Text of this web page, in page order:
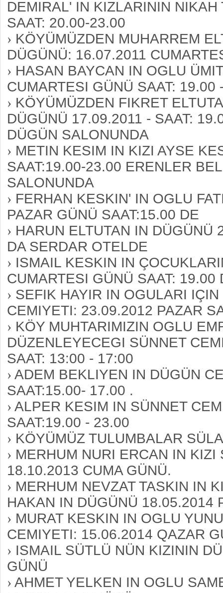
DEMIRAL' IN KIZLARININ
SAAT: 20.00-23.00
› KÖYÜMÜZDEN MUHARREM
DÜGÜNÜ: 16.07.2011
› HASAN BAYCAN IN OGLU
CUMARTESI GÜNÜ SAAT: 19.00
› KÖYÜMÜZDEN FIKRET
DÜGÜNÜ 17.09.2011 - SAAT:
DÜGÜN SALONUNDA
› METIN KESIM IN KIZI AYSE
SAAT:19.00-23.00 ERENLER
SALONUNDA
› FERHAN KESKIN' IN OGLU
PAZAR GÜNÜ SAAT:15.00 DE
› HARUN ELTUTAN IN DÜGÜNÜ
DA SERDAR OTELDE
› ISMAIL KESKIN IN
CUMARTESI GÜNÜ SAAT: 19.00
› SEFIK HAYIR IN OGULARI
CEMIYETI: 23.09.2012 PAZAR
› KÖY MUHTARIMIZIN OGLU
DÜZENLEYECEGI SÜNNET
SAAT: 13:00 - 17:00
› ADEM BEKLIYEN IN DÜGÜN
SAAT:15.00- 17.00 .
› ALPER KESIM IN SÜNNET
SAAT:19.00 - 23.00
› KÖYÜMÜZ TULUMBALAR
› MERHUM NURI ERCAN IN
18.10.2013 CUMA GÜNÜ.
› MERHUM NEVZAT TASKIN IN
HAKAN IN DÜGÜNÜ 18.05.2014
› MURAT KESKIN IN OGLU
CEMIYETI: 15.06.2014 QAZAR
› ISMAIL SÜTLÜ NÜN KIZININ
GÜNÜ
› AHMET YELKEN IN OGLU